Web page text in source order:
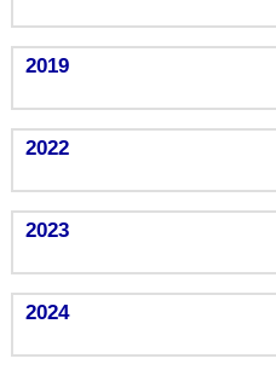
2019
2022
2023
2024